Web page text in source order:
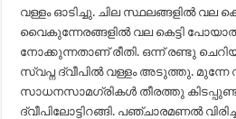
വള്ളം ഓടിച്ചു. ചില സ്ഥലങ്ങളിൽ വല
വൈകുന്നേരങ്ങളിൽ വല കെട്ടി
നോക്കുന്നതാണ് രീതി. ഒന്ന് രണ്ടു
സ്വപ്ന ദ്വീപിൽ വള്ളം അടുത്തു. മുന്നേ
സാധനസാമഗ്രികൾ തീരത്തു
ദ്വീപിലോട്ടിറങ്ങി. പഞ്ചാരമണൽ